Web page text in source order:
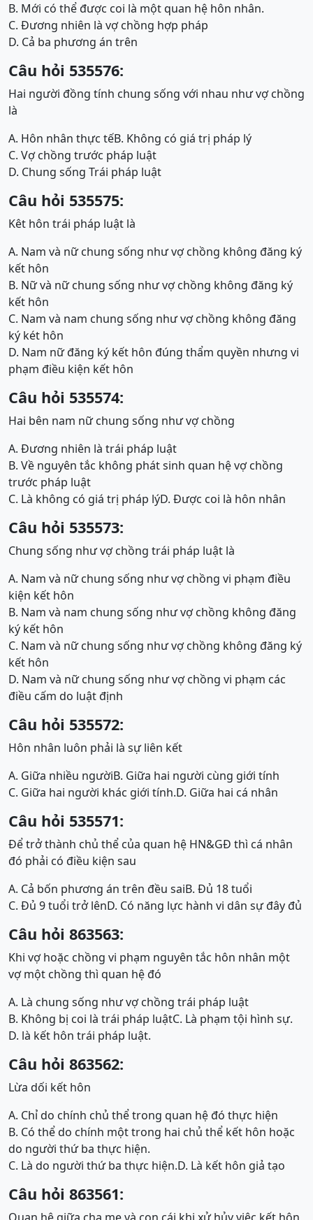
B. Mới có thể được coi là một quan hệ hôn nhân.
C. Đương nhiên là vợ chồng hợp pháp
D. Cả ba phương án trên
Câu hỏi 535576:
Hai người đồng tính chung sống với nhau như vợ chồng
là
A. Hôn nhân thực tếB. Không có giá trị pháp lý
C. Vợ chồng trước pháp luật
D. Chung sống Trái pháp luật
Câu hỏi 535575:
Kêt hôn trái pháp luật là
A. Nam và nữ chung sống như vợ chồng không đăng ký
kết hôn
B. Nữ và nữ chung sống như vợ chồng không đăng ký
kết hôn
C. Nam và nam chung sống như vợ chồng không đăng
ký két hôn
D. Nam nữ đăng ký kết hôn đúng thẩm quyền nhưng vi
phạm điều kiện kết hôn
Câu hỏi 535574:
Hai bên nam nữ chung sống như vợ chồng
A. Đương nhiên là trái pháp luật
B. Về nguyên tắc không phát sinh quan hệ vợ chồng
trước pháp luật
C. Là không có giá trị pháp lýD. Được coi là hôn nhân
Câu hỏi 535573:
Chung sống như vợ chồng trái pháp luật là
A. Nam và nữ chung sống như vợ chồng vi phạm điều
kiện kết hôn
B. Nam và nam chung sống như vợ chồng không đăng
ký kết hôn
C. Nam và nữ chung sống như vợ chồng không đăng ký
kết hôn
D. Nam và nữ chung sống như vợ chồng vi phạm các
điều cấm do luật định
Câu hỏi 535572:
Hôn nhân luôn phải là sự liên kết
A. Giữa nhiều ngườiB. Giữa hai người cùng giới tính
C. Giữa hai người khác giới tính.D. Giữa hai cá nhân
Câu hỏi 535571:
Để trở thành chủ thể của quan hệ HN&GĐ thì cá nhân
đó phải có điều kiện sau
A. Cả bốn phương án trên đều saiB. Đủ 18 tuổi
C. Đủ 9 tuổi trở lênD. Có năng lực hành vi dân sự đây đủ
Câu hỏi 863563:
Khi vợ hoặc chồng vi phạm nguyên tắc hôn nhân một
vợ một chồng thì quan hệ đó
A. Là chung sống như vợ chồng trái pháp luật
B. Không bị coi là trái pháp luậtC. Là phạm tội hình sự.
D. là kết hôn trái pháp luật.
Câu hỏi 863562:
Lừa dối kết hôn
A. Chỉ do chính chủ thể trong quan hệ đó thực hiện
B. Có thể do chính một trong hai chủ thể kết hôn hoặc
do người thứ ba thực hiện.
C. Là do người thứ ba thực hiện.D. Là kết hôn giả tạo
Câu hỏi 863561: